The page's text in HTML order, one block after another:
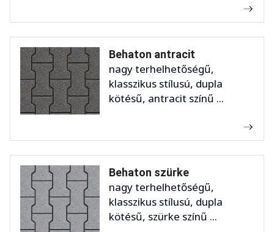
Behaton antracit
nagy terhelhetőségű,
klasszikus stílusú, dupla
kötésű, antracit színű ...
Behaton szürke
nagy terhelhetőségű,
klasszikus stílusú, dupla
kötésű, szürke színű ...